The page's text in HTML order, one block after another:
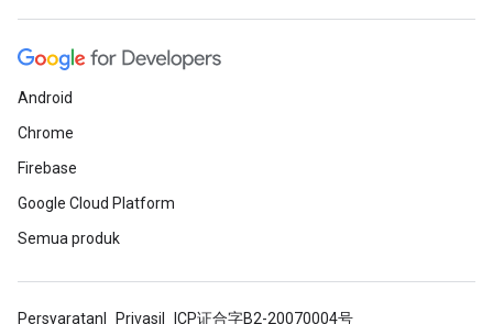
Android
Chrome
Firebase
Google Cloud Platform
Semua produk
Persyaratan Privasi ICP证合字B2-20070004号